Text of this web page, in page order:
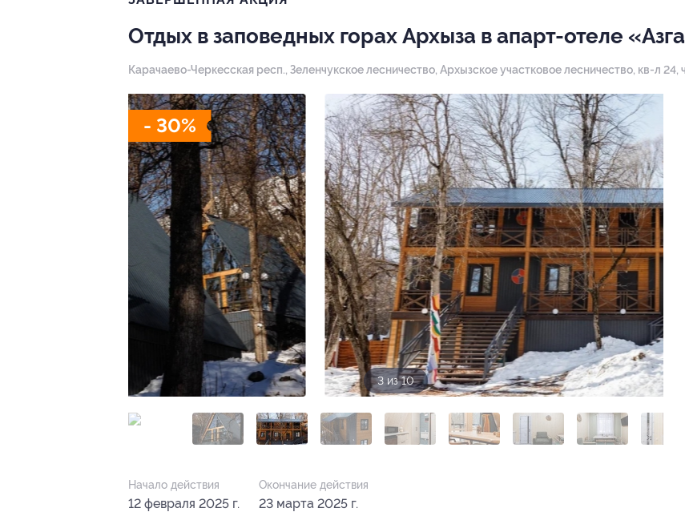
Отдых в заповедных горах Архыза в апарт-отеле
Карачаево-Черкесская респ., Зеленчукское лесничество, Архызское участковое лесничество, кв-л 24,
- 30%
3 из 10
Начало действия
12 февраля 2025 г.
Окончание действия
23 марта 2025 г.